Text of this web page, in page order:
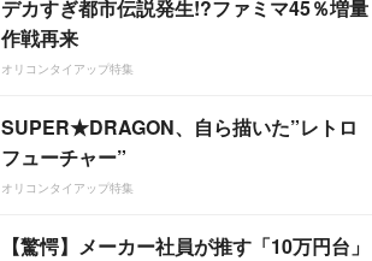
デカすぎ都市伝説発生!?ファミマ45％増量
作戦再来
オリコンタイアップ特集
SUPER★DRAGON、自ら描いた”レトロ
フューチャー”
オリコンタイアップ特集
【驚愕】メーカー社員が推す「10万円台」